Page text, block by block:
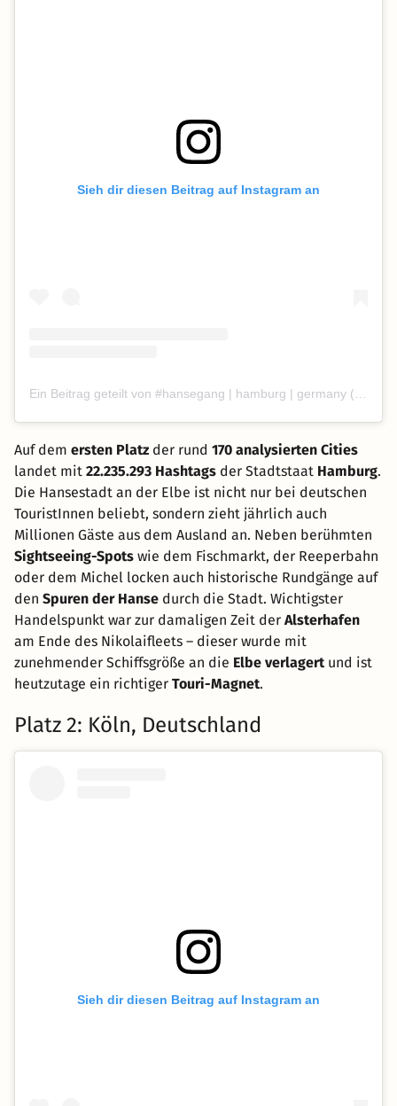
Sieh dir diesen Beitrag auf Instagram an
Auf dem ersten Platz der rund 170 analysierten Cities
landet mit 22.235.293 Hashtags der Stadtstaat Hamburg.
Die Hansestadt an der Elbe ist nicht nur bei deutschen
TouristInnen beliebt, sondern zieht jährlich auch
Millionen Gäste aus dem Ausland an. Neben berühmten
Sightseeing-Spots wie dem Fischmarkt, der Reeperbahn
oder dem Michel locken auch historische Rundgänge auf
den Spuren der Hanse durch die Stadt. Wichtigster
Handelspunkt war zur damaligen Zeit der Alsterhafen
am Ende des Nikolaifleets – dieser wurde mit
zunehmender Schiffsgröße an die Elbe verlagertund ist
heutzutage ein richtiger Touri-Magnet.
Platz 2: Köln, Deutschland
Sieh dir diesen Beitrag auf Instagram an